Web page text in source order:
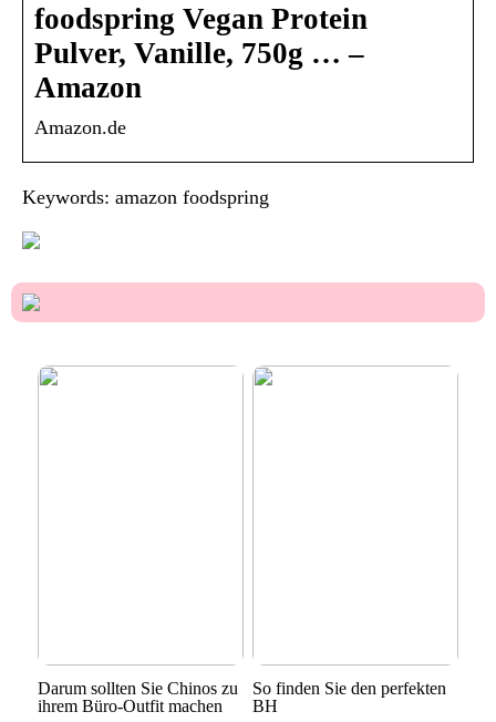
foodspring Vegan Protein
Pulver, Vanille, 750g … –
Amazon
Amazon.de
Keywords: amazon foodspring
Darum sollten Sie Chinos zu
ihrem Büro-Outfit machen
So finden Sie den perfekten
BH